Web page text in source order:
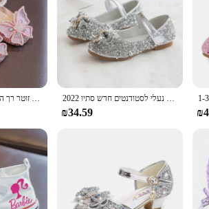
of children's nail shoes, designed to
through their footwear. The shoes are
about safety. The non-slip soles provide a firm
offer the perfect blend of playfulness and safety.
that children can move freely, whether they
בנות פעוטות להתלבש נעליים לנערות נסיכה נעליים עקבים נמוכים פעוטות נעליים זוטר רך הבלעדית למסיבת חתונה אופנה בנות נעלי ילדי דירות נעלי פאייטים ריינסטון נסיכה עם פרפר-קשר דירות נעלי לסטודנטים חדש סתיו 2022
₪34.59